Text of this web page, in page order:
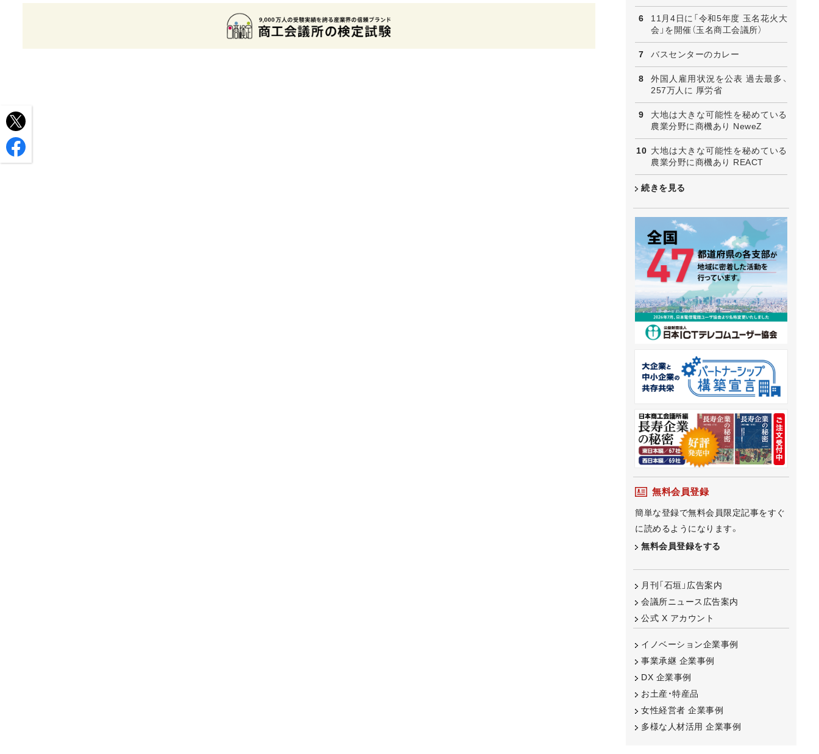
11月4日に「令和5年度 玉名花火大
会」を開催（玉名商工会議所）
バスセンターのカレー
外国人雇用状況を公表 過去最多、
257万人に 厚労省
大地は大きな可能性を秘めている
農業分野に商機あり NeweZ
大地は大きな可能性を秘めている
農業分野に商機あり REACT
続きを見る
無料会員登録
簡単な登録で無料会員限定記事をすぐ
に読めるようになります。
無料会員登録をする
月刊「石垣」広告案内
会議所ニュース広告案内
公式 X アカウント
イノベーション企業事例
事業承継 企業事例
DX 企業事例
お土産・特産品
女性経営者 企業事例
多様な人材活用 企業事例